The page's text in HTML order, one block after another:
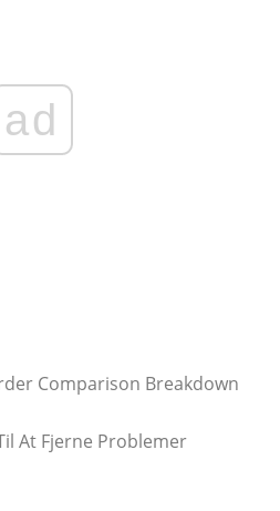
ad
Comparison Breakdown
At Fjerne Problemer